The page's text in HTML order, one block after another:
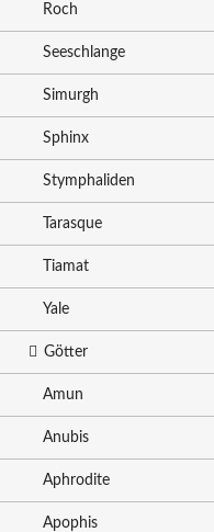
Roch
Seeschlange
Simurgh
Sphinx
Stymphaliden
Tarasque
Tiamat
Yale
Götter
Amun
Anubis
Aphrodite
Apophis